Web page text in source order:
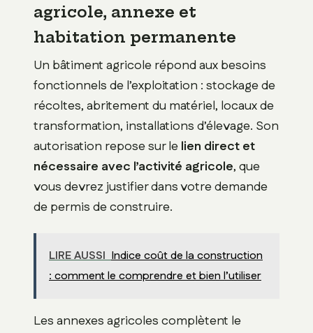
agricole, annexe et
habitation permanente
Un bâtiment agricole répond aux besoins
fonctionnels de l’exploitation : stockage de
récoltes, abritement du matériel, locaux de
transformation, installations d’élevage. Son
autorisation repose sur lelien direct et
nécessaire avec l’activité agricole, que
vous devrez justifier dans votre demande
de permis de construire.
LIRE AUSSI Indice coût de la construction
: comment le comprendre et bien l’utiliser
Les annexes agricoles complètent le